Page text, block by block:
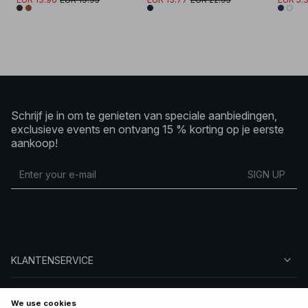
Schrijf je in om te genieten van speciale aanbiedingen,
exclusieve events en ontvang 15 % korting op je eerste
aankoop!
SIGN UP
KLANTENSERVICE